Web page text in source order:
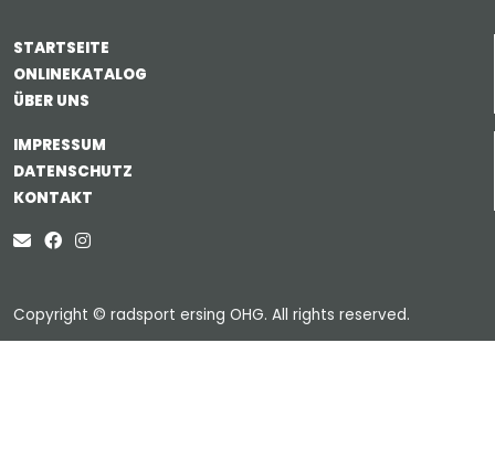
STARTSEITE
ONLINEKATALOG
ÜBER UNS
IMPRESSUM
DATENSCHUTZ
KONTAKT
Copyright © radsport ersing OHG. All rights reserved.